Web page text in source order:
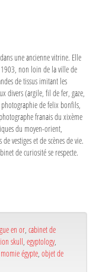
une ancienne vitrine. Elle
non loin de la ville de
de tissus imitant les
divers (argile, fil de fer, gaze,
de felix bonfils,
franais du xixème
du moyen-orient,
vestiges et de scènes de vie.
de curiosité se respecte.
en or, cabinet de
skull, egyptology,
momie égypte, objet de